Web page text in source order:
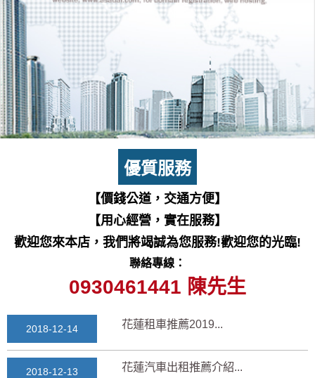
優質服務
【價錢公道，交通方便】
【用心經營，實在服務】
歡迎您來本店，我們將竭誠為您服務!歡迎您的光臨!
聯絡專線：
0930461441 陳先生
2015-02-01
2018-03-16 花蓮景點2018地圖...
七星潭風景區美景介紹...
三日遊景點行程規劃景...
2018-03-12 花蓮自由行自助行程
2025-11-17 通水管後排水變快？背...
2018-12-14 花蓮租車推薦2019...
2018-12-13 花蓮汽車出租推薦介紹...